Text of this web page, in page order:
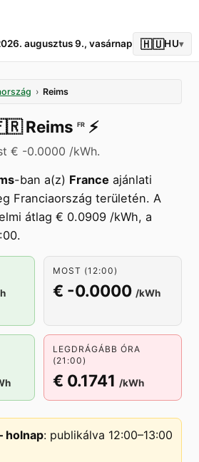
augusztus 9., vasárnap 🇭🇺HU▾
› Reims
Reims FR ⚡️
€ -0.0000 /kWh.
-ban a(z) France ajánlati
Franciaország területén. A
átlag € 0.0909 /kWh, a
MOST (12:00)
€ -0.0000 /kWh
LEGDRÁGÁBB ÓRA
(21:00)
€ 0.1741 /kWh
holnap: publikálva 12:00–13:00